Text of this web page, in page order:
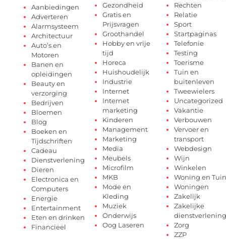
Aanbiedingen
Adverteren
Alarmsysteem
Architectuur
Auto’s en
Motoren
Banen en
opleidingen
Beauty en
verzorging
Bedrijven
Bloemen
Blog
Boeken en
Tijdschriften
Cadeau
Dienstverlening
Dieren
Electronica en
Computers
Energie
Entertainment
Eten en drinken
Financieel
Gezondheid
Gratis en
Prijsvragen
Groothandel
Hobby en vrije
tijd
Horeca
Huishoudelijk
Industrie
Internet
Internet
marketing
Kinderen
Management
Marketing
Media
Meubels
Microfilm
MKB
Mode en
Kleding
Muziek
Onderwijs
Oog Laseren
Rechten
Relatie
Sport
Startpaginas
Telefonie
Testing
Toerisme
Tuin en
buitenleven
Tweewielers
Uncategorized
Vakantie
Verbouwen
Vervoer en
transport
Webdesign
Wijn
Winkelen
Woning en Tuin
Woningen
Zakelijk
Zakelijke
dienstverlening
Zorg
ZZP